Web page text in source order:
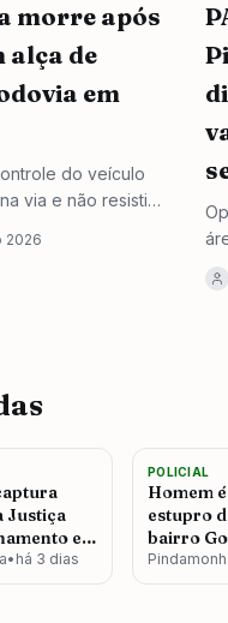
morre após
alça de
em
do veículo
via e não resistiu
Científica foi
no local.
2026
Justiça
em
• há 3 dias
2
POLICIAL
Homem
estupro
bairro